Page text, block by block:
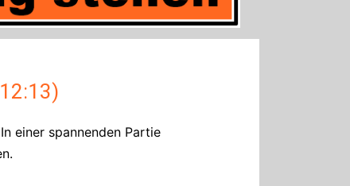
einer spannenden Partie